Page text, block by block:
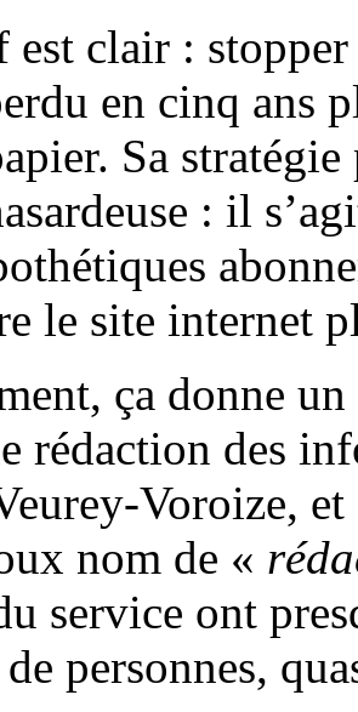
est clair :
en cinq ans
Sa
: il
le site internet
ça donne
rédaction des
Voroize,
nom de «
service ont
personnes,